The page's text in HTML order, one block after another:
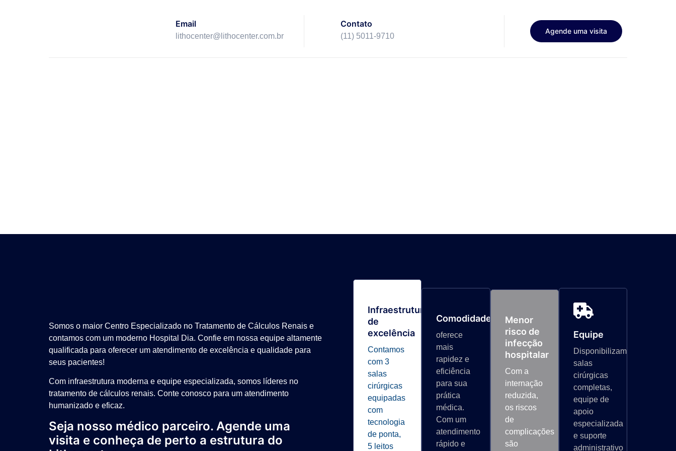
Email
lithocenter@lithocenter.com.br
Contato
(11) 5011-9710
Agende uma visita
Somos o maior Centro Especializado no Tratamento de Cálculos Renais e
contamos com um moderno Hospital Dia. Confie em nossa equipe altamente
qualificada para oferecer um atendimento de excelência e qualidade para
seus pacientes!
Com infraestrutura moderna e equipe especializada, somos líderes no
tratamento de cálculos renais. Conte conosco para um atendimento
humanizado e eficaz.
Seja nosso médico parceiro. Agende uma
visita e conheça de perto a estrutura do
Infraestrutura
de
excelência
Contamos
com 3
salas
cirúrgicas
equipadas
com
tecnologia
de ponta,
5 leitos
Comodidade
oferece
mais
rapidez e
eficiência
para sua
prática
médica.
Com um
atendimento
rápido e
Menor
risco de
infecção
hospitalar
Com a
internação
reduzida,
os riscos
de
complicações
são
Equipe
Disponibilizamos
salas
cirúrgicas
completas,
equipe de
apoio
especializada
e suporte
administrativo